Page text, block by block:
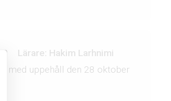
Lärare: Hakim Larhnimi
med uppehåll den 28 oktober